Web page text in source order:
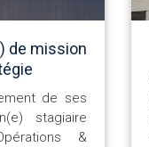
de mission
de ses
stagiaire
&